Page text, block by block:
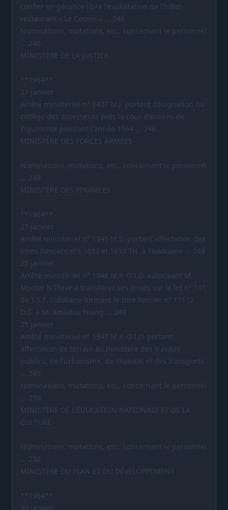
confier en gérance libre l'exploitation de l'hôtel-
restaurant « Le Cosmo » ... 246
Nominations, mutations, etc., concernant le personnel
... 246
MINISTÈRE DE LA JUSTICE
**1964**
27 janvier
Arrêté ministériel n° 1437 M.J. portant désignation du
collège des assesseurs près la cour d'assises de
Ziguinchor pendant l'année 1964 ... 248
MINISTÈRE DES FORCES ARMÉES
Nominations, mutations, etc., concernant le personnel
... 249
MINISTÈRE DES FINANCES
**1964**
25 janvier
Arrêté ministériel n° 1345 M.S. portant affectation des
titres fonciers n°s 1633 et 1633 TH. à Tivaouane ... 249
25 janvier
Arrêté ministériel n° 1346 M.P.-O.I.D. autorisant M.
Mooter N'Illeve à transférer ses droits sur le lot n° 101
de T.S.F. Colobane formant le titre foncier n° 11172
D.G. à M. Amadou Niang ... 249
25 janvier
Arrêté ministériel n° 1347 M.P.-O.I.D. portant
affectation de terrain au ministère des travaux
publics, de l'urbanisme, de l'habitat et des transports
... 249
Nominations, mutations, etc., concernant le personnel
... 250
MINISTÈRE DE L'ÉDUCATION NATIONALE ET DE LA
CULTURE
Nominations, mutations, etc., concernant le personnel
... 250
MINISTÈRE DU PLAN ET DU DÉVELOPPEMENT
**1964**
30 janvier